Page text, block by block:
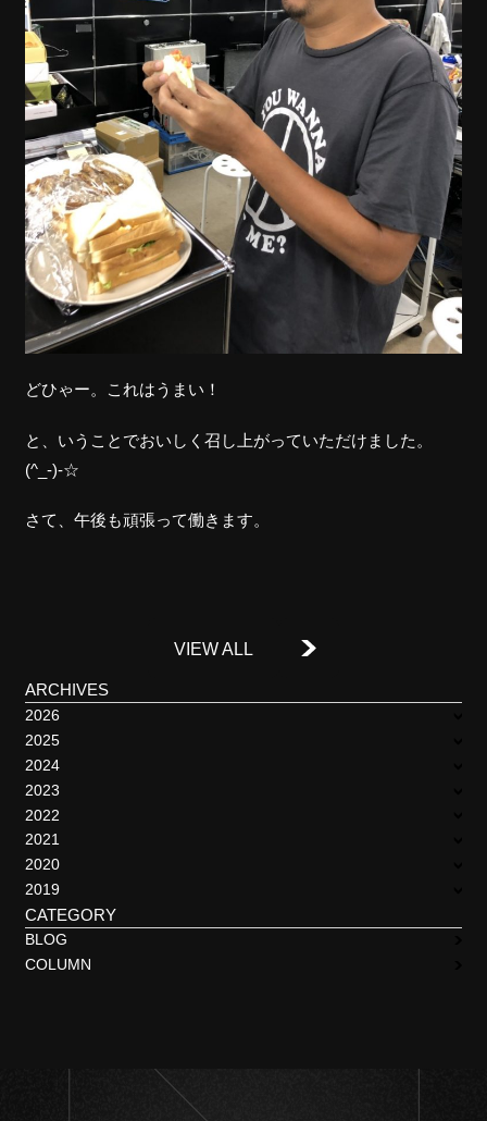
ARCHIVES
2026
2025
2024
2023
2022
2021
2020
2019
CATEGORY
BLOG
COLUMN
どひゃー。これはうまい！
と、いうことでおいしく召し上がっていただけました。
(^_-)-☆
さて、午後も頑張って働きます。
VIEW ALL